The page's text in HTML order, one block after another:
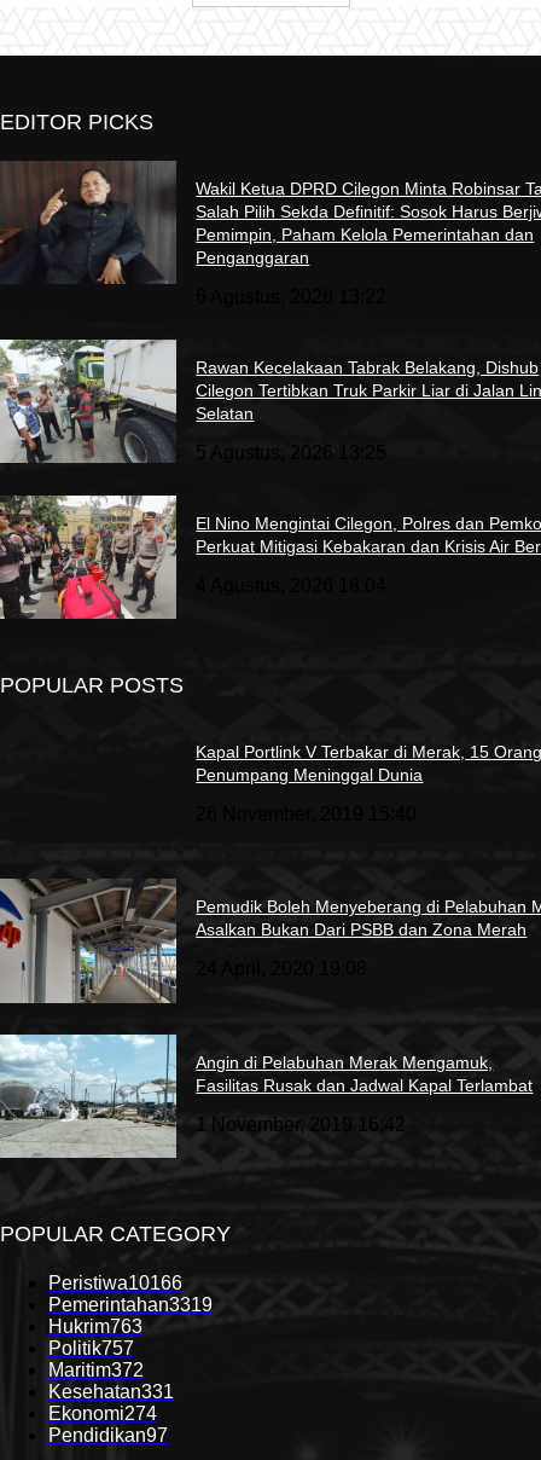
EDITOR PICKS
Wakil Ketua DPRD Cilegon Minta Robinsar
Salah Pilih Sekda Definitif: Sosok Harus
Pemimpin, Paham Kelola Pemerintahan dan
Penganggaran
Rawan Kecelakaan Tabrak Belakang, Dishub
Cilegon Tertibkan Truk Parkir Liar di Jalan
Selatan
5 Agustus, 2026 13:25
El Nino Mengintai Cilegon, Polres dan
Perkuat Mitigasi Kebakaran dan Krisis Air
POPULAR POSTS
Kapal Portlink V Terbakar di Merak, 15
Penumpang Meninggal Dunia
Pemudik Boleh Menyeberang di Pelabuhan
Asalkan Bukan Dari PSBB dan Zona Merah
Angin di Pelabuhan Merak Mengamuk,
Fasilitas Rusak dan Jadwal Kapal Terlambat
1 November, 2019 16:42
POPULAR CATEGORY
Peristiwa10166
Pemerintahan3319
Hukrim763
Politik757
Maritim372
Kesehatan331
Ekonomi274
Pendidikan97